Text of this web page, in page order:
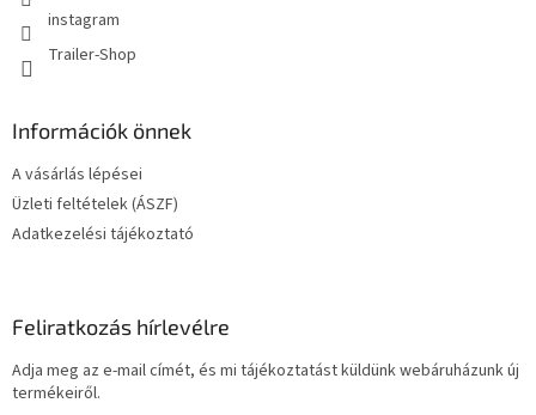
instagram
Trailer-Shop
Információk önnek
A vásárlás lépései
Üzleti feltételek (ÁSZF)
Adatkezelési tájékoztató
Feliratkozás hírlevélre
Adja meg az e-mail címét, és mi tájékoztatást küldünk webáruházunk új
termékeiről.